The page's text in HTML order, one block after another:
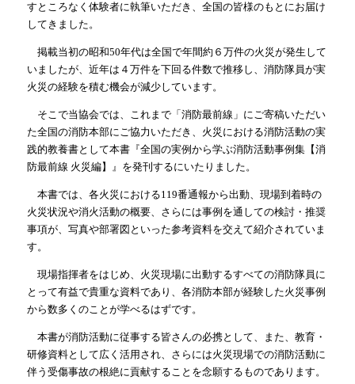
すところなく体験者に執筆いただき、全国の皆様のもとにお届け
してきました。
掲載当初の昭和50年代は全国で年間約６万件の火災が発生して
いましたが、近年は４万件を下回る件数で推移し、消防隊員が実
火災の経験を積む機会が減少しています。
そこで当協会では、これまで「消防最前線」にご寄稿いただい
た全国の消防本部にご協力いただき、火災における消防活動の実
践的教養書として本書『全国の実例から学ぶ消防活動事例集【消
防最前線 火災編】』を発刊するにいたりました。
本書では、各火災における119番通報から出動、現場到着時の
火災状況や消火活動の概要、さらには事例を通しての検討・推奨
事項が、写真や部署図といった参考資料を交えて紹介されていま
す。
現場指揮者をはじめ、火災現場に出動するすべての消防隊員に
とって有益で貴重な資料であり、各消防本部が経験した火災事例
から数多くのことが学べるはずです。
本書が消防活動に従事する皆さんの必携として、また、教育・
研修資料として広く活用され、さらには火災現場での消防活動に
伴う受傷事故の根絶に貢献することを念願するものであります。